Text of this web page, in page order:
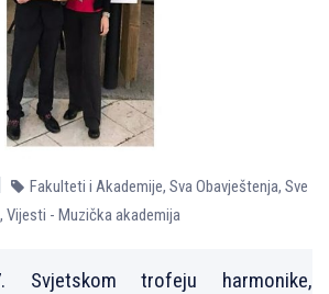
Fakulteti i Akademije, Sva Obavještenja, Sve
, Vijesti - Muzička akademija
Svjetskom trofeju harmonike,